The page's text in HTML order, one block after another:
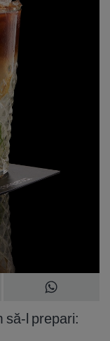
să-l prepari: